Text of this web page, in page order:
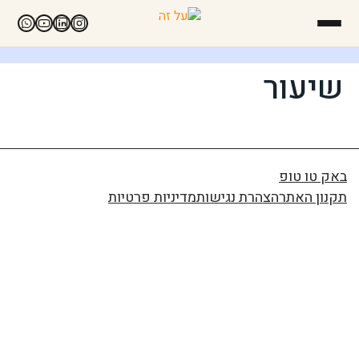
שיעור
באק טו טופ
תקנון האתרהצהרת נגישותמדיניות פרטיות